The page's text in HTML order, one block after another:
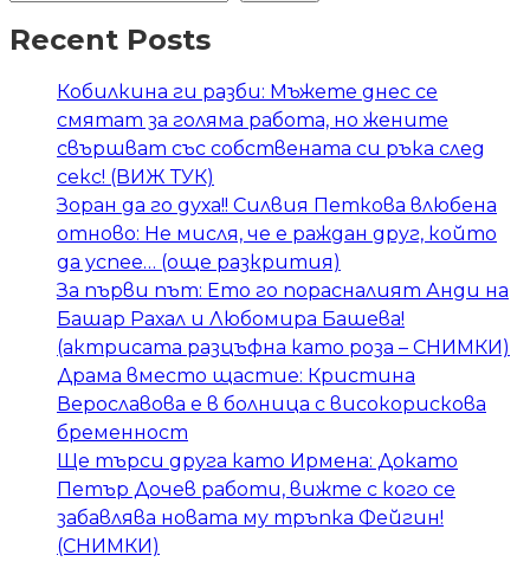
Recent Posts
Кобилкина ги разби: Мъжете днес се
смятат за голяма работа, но жените
свършват със собствената си ръка след
секс! (ВИЖ ТУК)
Зоран да го духа!! Силвия Петкова влюбена
отново: Не мисля, че е раждан друг, който
да успее… (още разкрития)
За първи път: Ето го порасналият Анди на
Башар Рахал и Любомира Башева!
(актрисата разцъфна като роза – СНИМКИ)
Драма вместо щастие: Кристина
Верославова е в болница с високорискова
бременност
Ще търси друга като Ирмена: Докато
Петър Дочев работи, вижте с кого се
забавлява новата му тръпка Фейгин!
(СНИМКИ)